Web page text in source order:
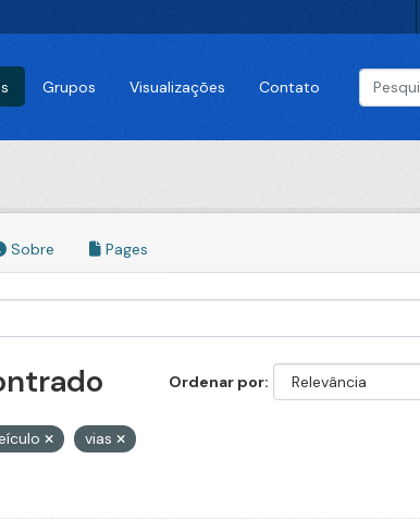
Grupos Visualizações Contato
Sobre Pages
Ordenar por
vias